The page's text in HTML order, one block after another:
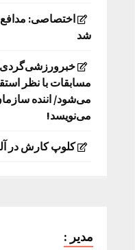
اختصاصی:
شد
مسابقات با نظر
می‌شود/ اننده
می‌نویسد!
کلوپ کارش در
مدیر :